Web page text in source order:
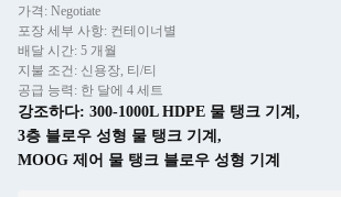
가격: Negotiate
포장 세부 사항: 컨테이너별
배달 시간: 5 개월
지불 조건: 신용장, 티/티
공급 능력: 한 달에 4 세트
강조하다: 300-1000L HDPE 물 탱크 기계 ,
3층 블로우 성형 물 탱크 기계 ,
MOOG 제어 물 탱크 블로우 성형 기계